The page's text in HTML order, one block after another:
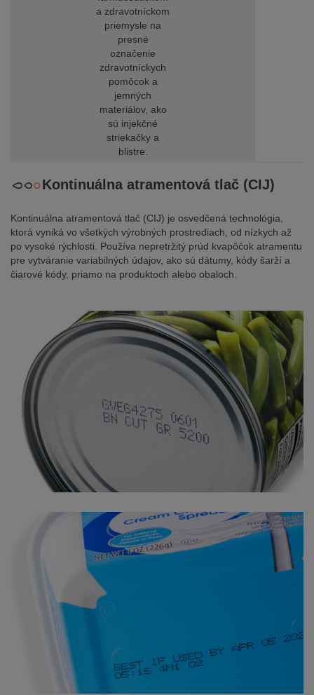
a zdravotníckom
priemysle na
presné
označenie
zdravotníckych
pomôcok a
jemných
materiálov, ako
sú injekčné
striekačky a
blistre.
Kontinuálna atramentová tlač (CIJ)
Kontinuálna atramentová tlač (CIJ) je osvedčená technológia,
ktorá vyniká vo všetkých výrobných prostrediach, od nízkych až
po vysoké rýchlosti. Používa nepretržitý prúd kvapôčok atramentu
pre vytváranie variabilných údajov, ako sú dátumy, kódy šarží a
čiarové kódy, priamo na produktoch alebo obaloch.